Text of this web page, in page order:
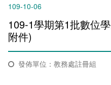
活動花絮
諮詢信箱
常見問答
相關連結
招生
回空大首頁
109-10-06
109-1學期第1批數位
附件)
發佈單位：教務處註冊組